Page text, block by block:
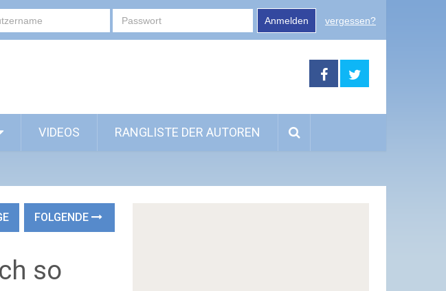
Anmelden vergessen?
VIDEOS RANGLISTE DER AUTOREN
FOLGENDE
so